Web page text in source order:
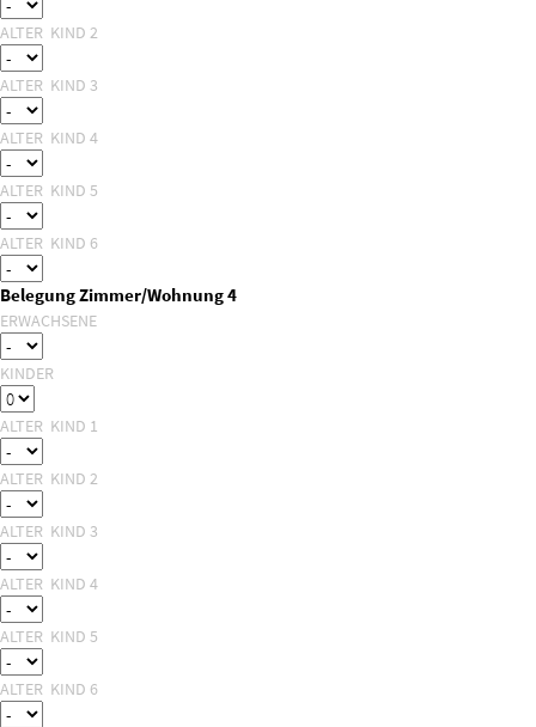
ALTER KIND 2
ALTER KIND 3
ALTER KIND 4
ALTER KIND 5
ALTER KIND 6
Belegung Zimmer/Wohnung 4
ERWACHSENE
KINDER
ALTER KIND 1
ALTER KIND 2
ALTER KIND 3
ALTER KIND 4
ALTER KIND 5
ALTER KIND 6